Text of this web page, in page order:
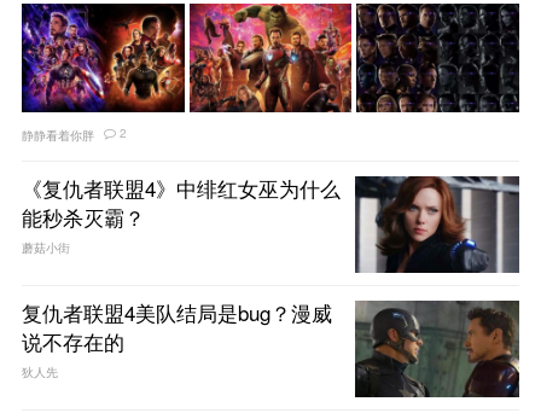
静静看着你胖 2
《复仇者联盟4》中绯红女巫为什么
能秒杀灭霸？
蘑菇小街
复仇者联盟4美队结局是bug？漫威
说不存在的
狄人先